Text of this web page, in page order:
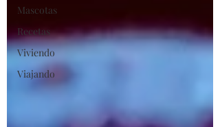
Mascotas
Recetas
Viviendo
Viajando